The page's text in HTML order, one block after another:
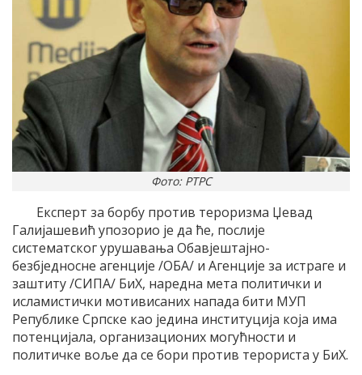
Фото: РТРС
Експерт за борбу против тероризма Џевад
Галијашевић упозорио је да ће, послије
систематског урушавања Обавјештајно-
безбједносне агенције /ОБА/ и Агенције за истраге и
заштиту /СИПА/ БиХ, наредна мета политички и
исламистички мотивисаних напада бити МУП
Републике Српске као једина институција која има
потенцијала, организационих могућности и
политичке воље да се бори против терориста у БиХ.